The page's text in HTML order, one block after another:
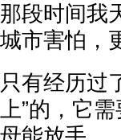
那段时间我
城市害怕，
只有经历过
上”的，它